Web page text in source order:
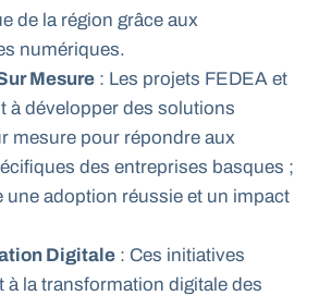
de la région grâce aux
numériques.
Mesure : Les projets FEDEA et
à développer des solutions
mesure pour répondre aux
des entreprises basques ;
une adoption réussie et un impact
Digitale : Ces initiatives
à la transformation digitale des